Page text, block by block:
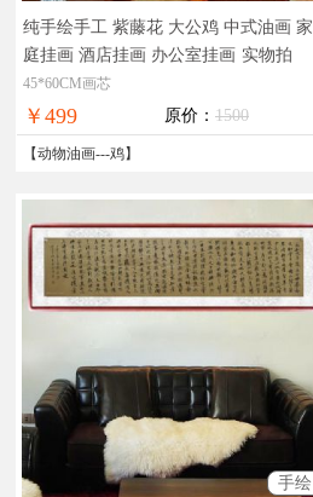
纯手绘手工 紫藤花 大公鸡 中式油画 家
庭挂画 酒店挂画 办公室挂画 实物拍
摄，现货图片，在线支付，全国免邮
45*60CM画芯
￥499 原价： 1500
【动物油画---鸡】
手绘